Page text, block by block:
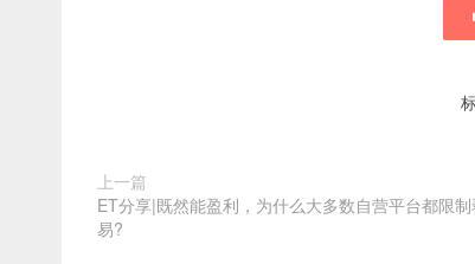
上一篇
ET分享|既然能盈利，为什么大多数自营平台都限
易?